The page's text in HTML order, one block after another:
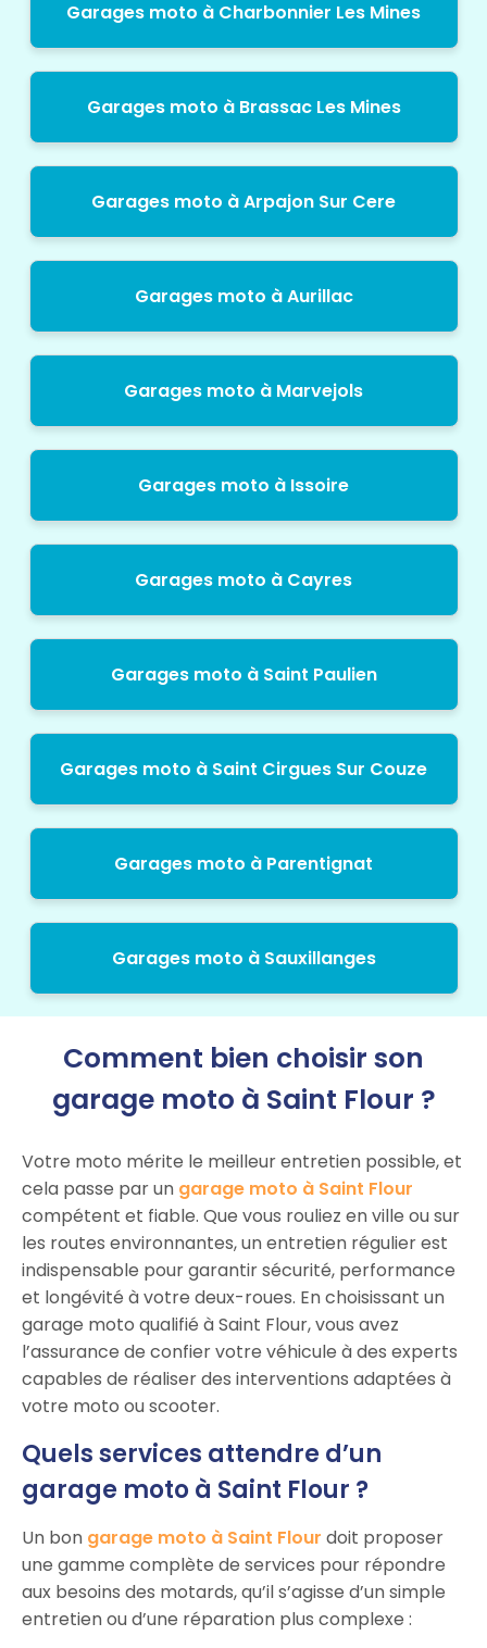
Garages moto à Charbonnier Les Mines
Garages moto à Brassac Les Mines
Garages moto à Arpajon Sur Cere
Garages moto à Aurillac
Garages moto à Marvejols
Garages moto à Issoire
Garages moto à Cayres
Garages moto à Saint Paulien
Garages moto à Saint Cirgues Sur Couze
Garages moto à Parentignat
Garages moto à Sauxillanges
Comment bien choisir son
garage moto à Saint Flour ?
Votre moto mérite le meilleur entretien possible, et
cela passe par un garage moto à Saint Flour
compétent et fiable. Que vous rouliez en ville ou sur
les routes environnantes, un entretien régulier est
indispensable pour garantir sécurité, performance
et longévité à votre deux-roues. En choisissant un
garage moto qualifié à Saint Flour, vous avez
l’assurance de confier votre véhicule à des experts
capables de réaliser des interventions adaptées à
votre moto ou scooter.
Quels services attendre d’un
garage moto à Saint Flour ?
Un bon garage moto à Saint Flour doit proposer
une gamme complète de services pour répondre
aux besoins des motards, qu’il s’agisse d’un simple
entretien ou d’une réparation plus complexe :